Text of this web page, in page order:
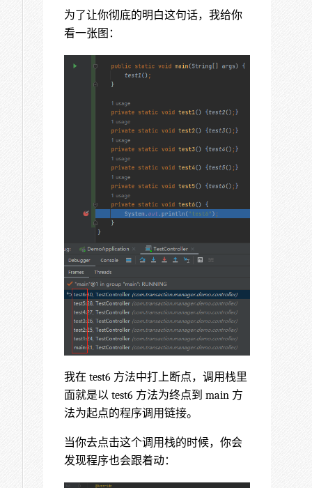
为了让你彻底的明白这句话，我给你
看一张图：
我在 test6 方法中打上断点，调用栈里
面就是以 test6 方法为终点到 main 方
法为起点的程序调用链接。
当你去点击这个调用栈的时候，你会
发现程序也会跟着动：